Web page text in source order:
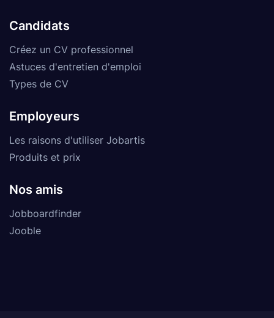
Candidats
Créez un CV professionnel
Astuces d'entretien d'emploi
Types de CV
Employeurs
Les raisons d'utiliser Jobartis
Produits et prix
Nos amis
Jobboardfinder
Jooble